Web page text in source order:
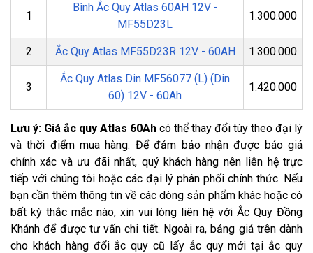
1
Bình Ắc Quy Atlas 60AH 12V -
MF55D23L
1.300.000
2 Ắc Quy Atlas MF55D23R 12V - 60AH 1.300.000
3
Ắc Quy Atlas Din MF56077 (L) (Din
60) 12V - 60Ah
1.420.000
Lưu ý: Giá ắc quy Atlas 60Ah có thể thay đổi tùy theo đại lý
và thời điểm mua hàng. Để đảm bảo nhận được báo giá
chính xác và ưu đãi nhất, quý khách hàng nên liên hệ trực
tiếp với chúng tôi hoặc các đại lý phân phối chính thức. Nếu
bạn cần thêm thông tin về các dòng sản phẩm khác hoặc có
bất kỳ thắc mắc nào, xin vui lòng liên hệ với Ắc Quy Đồng
Khánh để được tư vấn chi tiết. Ngoài ra, bảng giá trên dành
cho khách hàng đổi ắc quy cũ lấy ắc quy mới tại ắc quy